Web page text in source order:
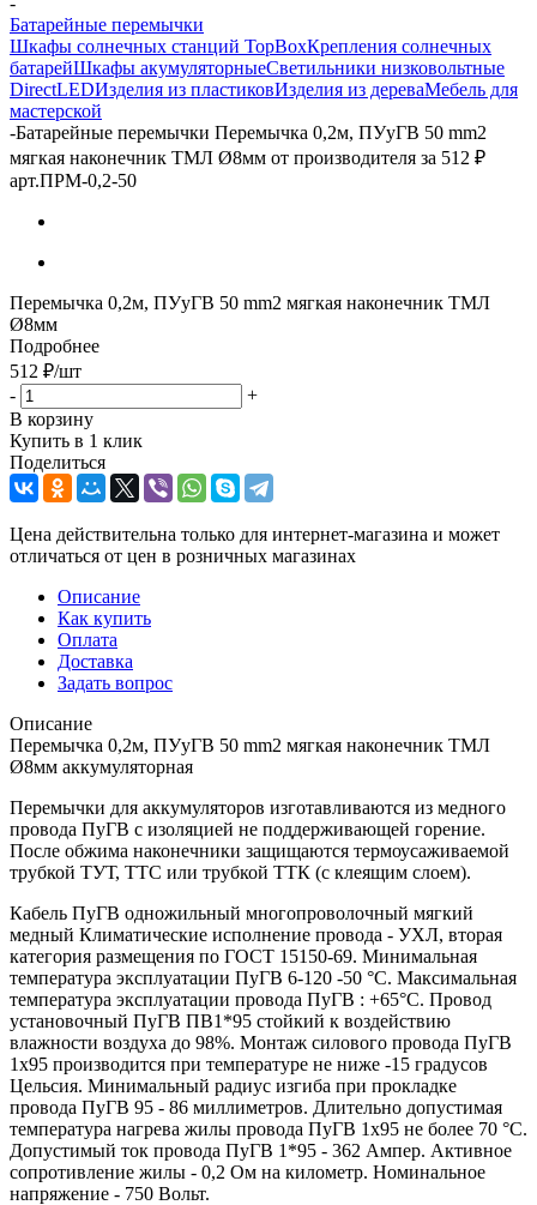
Батарейные перемычки
Шкафы солнечных станций TopBoxКрепления солнечных
батарейШкафы акумуляторныеСветильники низковольтные
DirectLEDИзделия из пластиковИзделия из дереваМебель для
мастерской
-Батарейные перемычки Перемычка 0,2м, ПУуГВ 50 mm2
мягкая наконечник ТМЛ Ø8мм от производителя за 512 ₽
арт.ПРМ-0,2-50
Перемычка 0,2м, ПУуГВ 50 mm2 мягкая наконечник ТМЛ
Ø8мм
Подробнее
512 ₽/шт
-
+
В корзину
Купить в 1 клик
Поделиться
Цена действительна только для интернет-магазина и может
отличаться от цен в розничных магазинах
Описание
Как купить
Оплата
Доставка
Задать вопрос
Описание
Перемычка 0,2м, ПУуГВ 50 mm2 мягкая наконечник ТМЛ
Ø8мм аккумуляторная
Перемычки для аккумуляторов изготавливаются из медного
провода ПуГВ с изоляцией не поддерживающей горение.
После обжима наконечники защищаются термоусаживаемой
трубкой ТУТ, ТТС или трубкой ТТК (с клеящим слоем).
Кабель ПуГВ одножильный многопроволочный мягкий
медный Климатические исполнение провода - УХЛ, вторая
категория размещения по ГОСТ 15150-69. Минимальная
температура эксплуатации ПуГВ 6-120 -50 °С. Максимальная
температура эксплуатации провода ПуГВ : +65°С. Провод
установочный ПуГВ ПВ1*95 стойкий к воздействию
влажности воздуха до 98%. Монтаж силового провода ПуГВ
1х95 производится при температуре не ниже -15 градусов
Цельсия. Минимальный радиус изгиба при прокладке
провода ПуГВ 95 - 86 миллиметров. Длительно допустимая
температура нагрева жилы провода ПуГВ 1х95 не более 70 °С.
Допустимый ток провода ПуГВ 1*95 - 362 Ампер. Активное
сопротивление жилы - 0,2 Ом на километр. Номинальное
напряжение - 750 Вольт.